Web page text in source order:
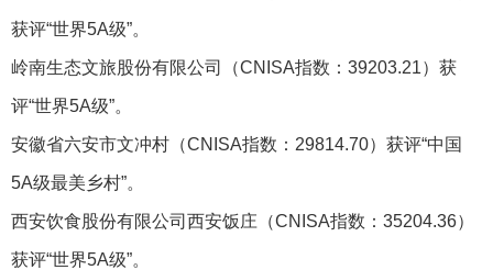
获评“世界5A级”。
岭南生态文旅股份有限公司（CNISA指数：39203.21）获
评“世界5A级”。
安徽省六安市文冲村（CNISA指数：29814.70）获评“中国
5A级最美乡村”。
西安饮食股份有限公司西安饭庄（CNISA指数：35204.36）
获评“世界5A级”。